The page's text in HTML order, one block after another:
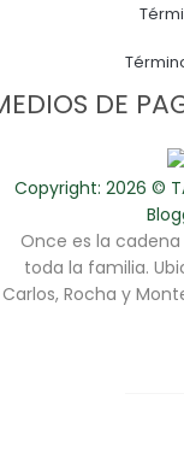
DE
Copyright: 2026 ©
Once es la
toda la familia.
Carlos, Rocha y